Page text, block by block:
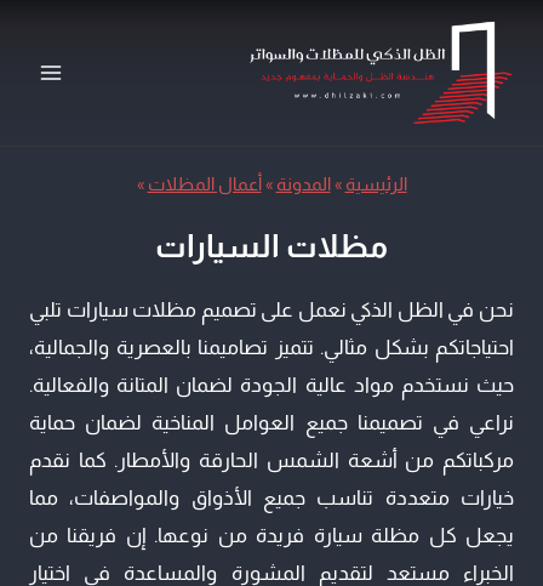
التجاوز
المحتوى
الرئيسية»المدونة»أعمال المظلات »
مظلات السيارات
نحن في الظل الذكي نعمل على تصميم مظلات سيارات تلبي
احتياجاتكم بشكل مثالي. تتميز تصاميمنا بالعصرية والجمالية،
حيث نستخدم مواد عالية الجودة لضمان المتانة والفعالية.
نراعي في تصميمنا جميع العوامل المناخية لضمان حماية
مركباتكم من أشعة الشمس الحارقة والأمطار. كما نقدم
خيارات متعددة تناسب جميع الأذواق والمواصفات، مما
يجعل كل مظلة سيارة فريدة من نوعها. إن فريقنا من
الخبراء مستعد لتقديم المشورة والمساعدة في اختيار